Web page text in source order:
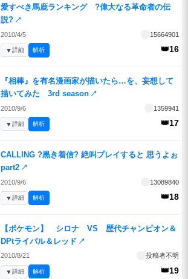
愛すべき馬鹿ランキング ?偉大なる革命者の伝
説? ↗
2010/4/5 15664901
👑16
▼詳細 解析
『相棒』を有名漫画家が描いたら…を、妄想して
描いてみた 3rd season ↗
2010/9/6 1359941
👑17
▼詳細 解析
CALLING ?黒き着信? 絶叫プレイすると 思うよぉ
part2 ↗
2010/9/6 13089840
👑18
▼詳細 解析
【ポケモン】 シロナ VS 歴代チャンピオン＆
DPtライバル＆レッド ↗
2010/8/21 投稿者不明
👑19
▼詳細 解析